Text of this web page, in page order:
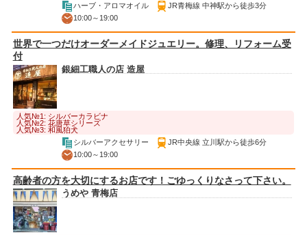
ハーブ・アロマオイル
JR青梅線 中神駅から徒歩3分
10:00～19:00
世界で一つだけオーダーメイドジュエリー。修理、リフォーム受
付
銀細工職人の店 造屋
人気№1: シルバーカラビナ
人気№2: 花唐草シリーズ
人気№3: 和風狛犬
シルバーアクセサリー
JR中央線 立川駅から徒歩6分
10:00～19:00
高齢者の方を大切にするお店です！ごゆっくりなさって下さい。
うめや 青梅店